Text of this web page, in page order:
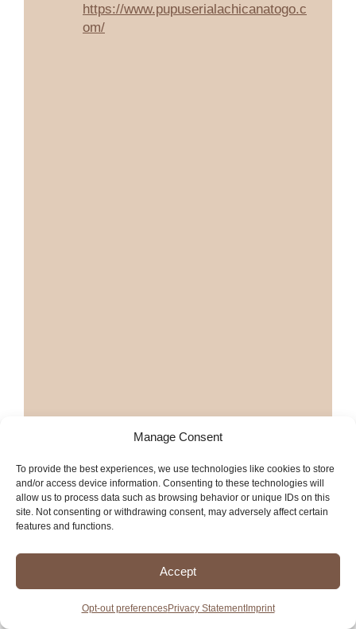
Manage Consent
To provide the best experiences, we use technologies like cookies to store
and/or access device information. Consenting to these technologies will
allow us to process data such as browsing behavior or unique IDs on this
site. Not consenting or withdrawing consent, may adversely affect certain
features and functions.
Accept
Opt-out preferencesPrivacy StatementImprint
https://www.pupuserialachicanatogo.c
om/
Más restaurantes con carnitas en
Woodland